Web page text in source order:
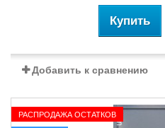
Купить
Добавить к сравнению
РАСПРОДАЖА ОСТАТКОВ